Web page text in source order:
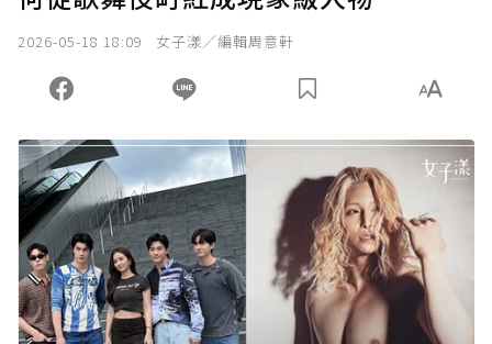
2026-05-18 18:09 女子漾／編輯周意軒